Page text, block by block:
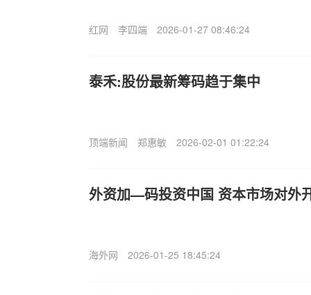
红网 李四端 2026-01-27 08:46:24
泰禾:股份最新筹码趋于集中
顶端新闻 郑惠敏 2026-02-01 01:22:24
外资加—码投资中国 资本市场对外
海外网 2026-01-25 18:45:24